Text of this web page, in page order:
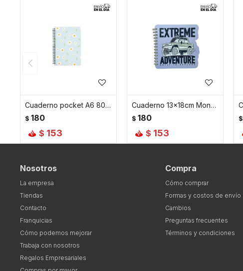
Cuaderno pocket A6 80 hojas - Celeste
$ 180
$ 153
Cuaderno 13x18cm Monster Car - Celeste
$ 180
$ 153
$
Nosotros
La empresa
Tiendas
Contacto
Franquicias
Cómo podemos mejorar
Trabaja con nosotros
Regalos Empresariales
Compra
Cómo comprar
Formas y costos de envío
Cambios
Preguntas frecuentes
Términos y condiciones